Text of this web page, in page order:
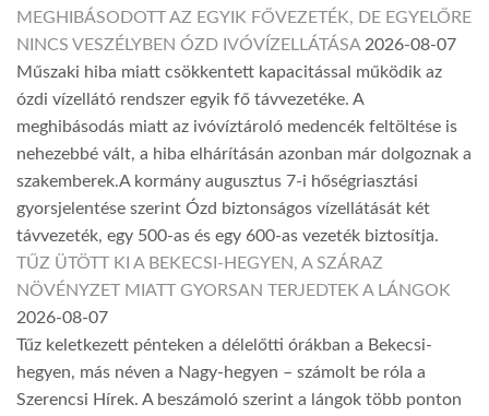
MEGHIBÁSODOTT AZ EGYIK FŐVEZETÉK, DE EGYELŐRE
NINCS VESZÉLYBEN ÓZD IVÓVÍZELLÁTÁSA 2026-08-07
Műszaki hiba miatt csökkentett kapacitással működik az
ózdi vízellátó rendszer egyik fő távvezetéke. A
meghibásodás miatt az ivóvíztároló medencék feltöltése is
nehezebbé vált, a hiba elhárításán azonban már dolgoznak a
szakemberek.A kormány augusztus 7-i hőségriasztási
gyorsjelentése szerint Ózd biztonságos vízellátását két
távvezeték, egy 500-as és egy 600-as vezeték biztosítja.
TŰZ ÜTÖTT KI A BEKECSI-HEGYEN, A SZÁRAZ
NÖVÉNYZET MIATT GYORSAN TERJEDTEK A LÁNGOK
2026-08-07
Tűz keletkezett pénteken a délelőtti órákban a Bekecsi-
hegyen, más néven a Nagy-hegyen – számolt be róla a
Szerencsi Hírek. A beszámoló szerint a lángok több ponton